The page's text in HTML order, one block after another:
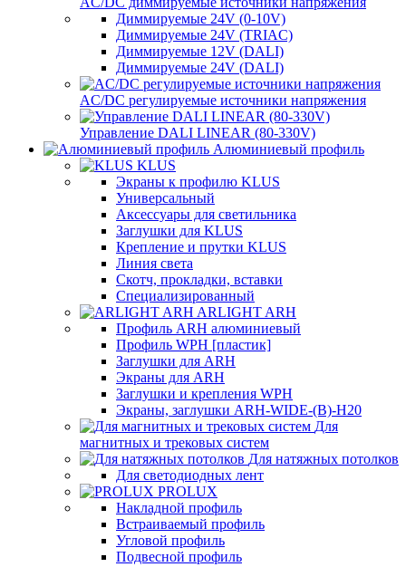
Диммируемые 24V (0-10V)
Диммируемые 24V (TRIAC)
Диммируемые 12V (DALI)
Диммируемые 24V (DALI)
AC/DC регулируемые источники напряжения
Управление DALI LINEAR (80-330V)
Алюминиевый профиль
KLUS
Экраны к профилю KLUS
Универсальный
Аксессуары для светильника
Заглушки для KLUS
Крепление и прутки KLUS
Линия света
Скотч, прокладки, вставки
Специализированный
ARLIGHT ARH
Профиль ARH алюминиевый
Профиль WPH [пластик]
Заглушки для ARH
Экраны для ARH
Заглушки и крепления WPH
Экраны, заглушки ARH-WIDE-(B)-H20
Для
магнитных и трековых систем
Для натяжных потолков
Для светодиодных лент
PROLUX
Накладной профиль
Встраиваемый профиль
Угловой профиль
Подвесной профиль